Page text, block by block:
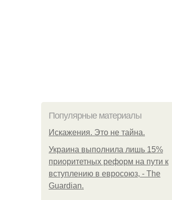
Популярные материалы
Искажения. Это не тайна.
Украина выполнила лишь 15%
приоритетных реформ на пути к
вступлению в евросоюз, - The
Guardian.